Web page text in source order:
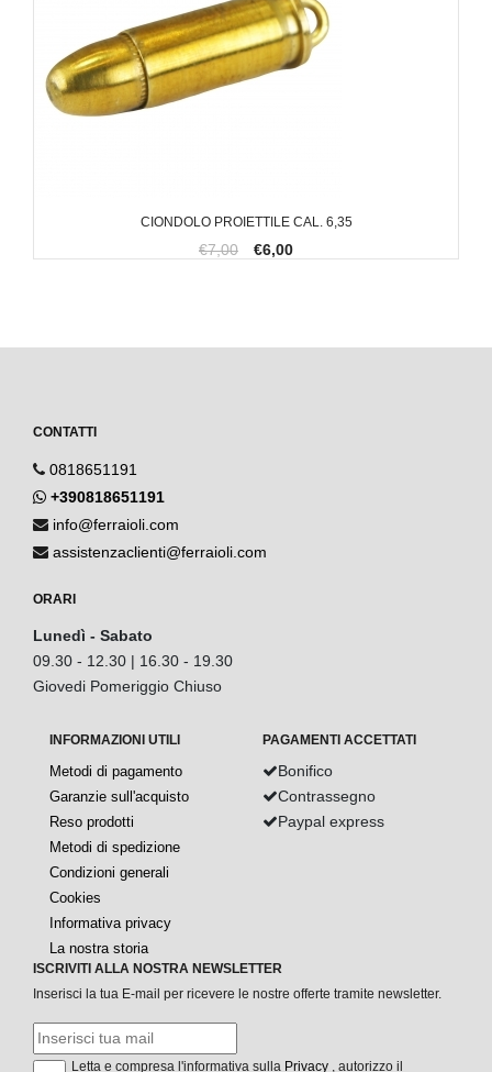
CIONDOLO PROIETTILE CAL. 6,35
€7,00 €6,00
CONTATTI
0818651191
+390818651191
info@ferraioli.com
assistenzaclienti@ferraioli.com
ORARI
Lunedì - Sabato
09.30 - 12.30 | 16.30 - 19.30
Giovedi Pomeriggio Chiuso
INFORMAZIONI UTILI
Metodi di pagamento
Garanzie sull'acquisto
Reso prodotti
Metodi di spedizione
Condizioni generali
Cookies
Informativa privacy
La nostra storia
PAGAMENTI ACCETTATI
Bonifico
Contrassegno
Paypal express
ISCRIVITI ALLA NOSTRA NEWSLETTER
Inserisci la tua E-mail per ricevere le nostre offerte tramite newsletter.
Letta e compresa l'informativa sulla Privacy , autorizzo il